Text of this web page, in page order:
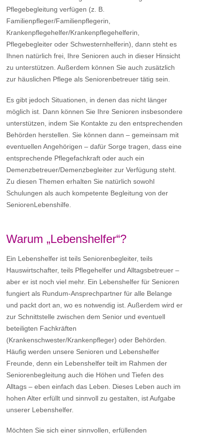
Pflegebegleitung verfügen (z. B.
Familienpfleger/Familienpflegerin,
Krankenpflegehelfer/Krankenpflegehelferin,
Pflegebegleiter oder Schwesternhelferin), dann steht es
Ihnen natürlich frei, Ihre Senioren auch in dieser Hinsicht
zu unterstützen. Außerdem können Sie auch zusätzlich
zur häuslichen Pflege als Seniorenbetreuer tätig sein.
Es gibt jedoch Situationen, in denen das nicht länger
möglich ist. Dann können Sie Ihre Senioren insbesondere
unterstützen, indem Sie Kontakte zu den entsprechenden
Behörden herstellen. Sie können dann – gemeinsam mit
eventuellen Angehörigen – dafür Sorge tragen, dass eine
entsprechende Pflegefachkraft oder auch ein
Demenzbetreuer/Demenzbegleiter zur Verfügung steht.
Zu diesen Themen erhalten Sie natürlich sowohl
Schulungen als auch kompetente Begleitung von der
SeniorenLebenshilfe.
Warum „Lebenshelfer“?
Ein Lebenshelfer ist teils Seniorenbegleiter, teils
Hauswirtschafter, teils Pflegehelfer und Alltagsbetreuer –
aber er ist noch viel mehr. Ein Lebenshelfer für Senioren
fungiert als Rundum-Ansprechpartner für alle Belange
und packt dort an, wo es notwendig ist. Außerdem wird er
zur Schnittstelle zwischen dem Senior und eventuell
beteiligten Fachkräften
(Krankenschwester/Krankenpfleger) oder Behörden.
Häufig werden unsere Senioren und Lebenshelfer
Freunde, denn ein Lebenshelfer teilt im Rahmen der
Seniorenbegleitung auch die Höhen und Tiefen des
Alltags – eben einfach das Leben. Dieses Leben auch im
hohen Alter erfüllt und sinnvoll zu gestalten, ist Aufgabe
unserer Lebenshelfer.
Möchten Sie sich einer sinnvollen, erfüllenden